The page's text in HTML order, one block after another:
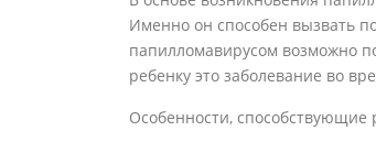
Именно он способен вызвать
папилломавирусом возможно
ребенку это заболевание во
Особенности, способствующие